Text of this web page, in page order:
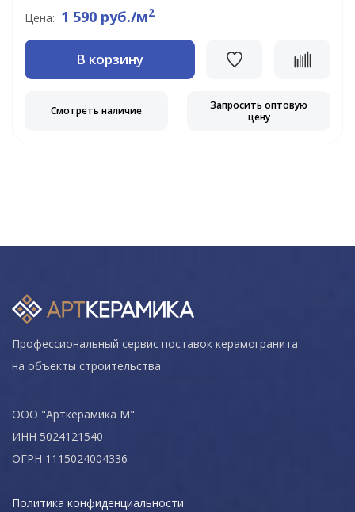
Цена: 1 590 руб./м2
В корзину
Смотреть наличие
Запросить оптовую
цену
Профессиональный сервис поставок керамогранита
на объекты строительства
ООО "Арткерамика М"
ИНН 5024121540
ОГРН 1115024004336
Политика конфиденциальности